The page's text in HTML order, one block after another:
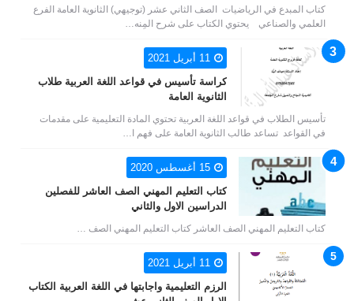
كتاب المبدع في الرياضيات الصف الثاني عشر (توجيهي) الثانوية العامة الفرع
العلمي والصناعي يحتوي الكتاب على شرح المِنه…
11 أبريل 2021
كراسة تأسيس في قواعد اللغة العربية طلاب
الثانوية العامة
تأسيس الطلاب في قواعد اللغة العربية تحتوي المادة التعليمية على مقدمات
في القواعد تساعد طالب الثانوية العامة على فهم ا…
15 أغسطس 2020
كتاب التعليم المهني الصف العاشر للفصلين
الدراسين الاول والثاني
كتاب التعليم المهني الصف العاشر كتاب التعليم المهني الصف …
11 أبريل 2021
الرزم التعليمية واجابتها في اللغة العربية الكتاب